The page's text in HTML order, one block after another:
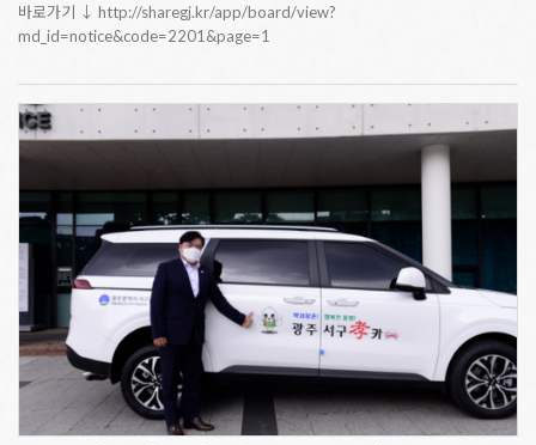
바로가기 ↓ http://sharegj.kr/app/board/view?
md_id=notice&code=2201&page=1